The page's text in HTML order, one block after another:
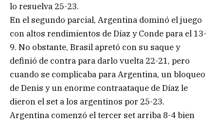
lo resuelva 25-23.
En el segundo parcial, Argentina dominó el juego
con altos rendimientos de Díaz y Conde para el 13-
9. No obstante, Brasil apretó con su saque y
definió de contra para darlo vuelta 22-21, pero
cuando se complicaba para Argentina, un bloqueo
de Denis y un enorme contraataque de Díaz le
dieron el set a los argentinos por 25-23.
Argentina comenzó el tercer set arriba 8-4 bien